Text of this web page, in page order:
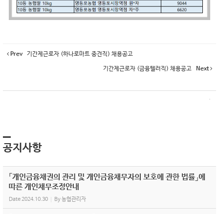
Prev 기간제근로자 (하나로마트 중견직) 채용공고
기간제근로자 (금융텔러직) 채용공고 Next
공지사항
「개인금융채권의 관리 및 개인금융채무자의 보호에 관한 법률」에
따른 개인채무조정안내
Date2024.10.30 By농협관리자